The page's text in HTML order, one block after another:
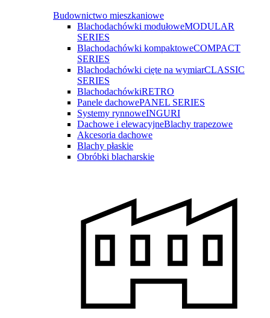
Budownictwo mieszkaniowe
Blachodachówki modułoweMODULAR
SERIES
Blachodachówki kompaktoweCOMPACT
SERIES
Blachodachówki cięte na wymiarCLASSIC
SERIES
BlachodachówkiRETRO
Panele dachowePANEL SERIES
Systemy rynnoweINGURI
Dachowe i elewacyjneBlachy trapezowe
Akcesoria dachowe
Blachy płaskie
Obróbki blacharskie